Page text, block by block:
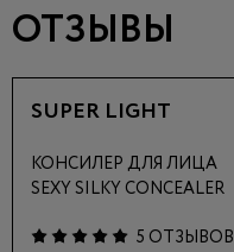
ОТЗЫВЫ
SUPER LIGHT
КОНСИЛЕР ДЛЯ ЛИЦА
SEXY SILKY CONCEALER
5 ОТЗЫВОВ